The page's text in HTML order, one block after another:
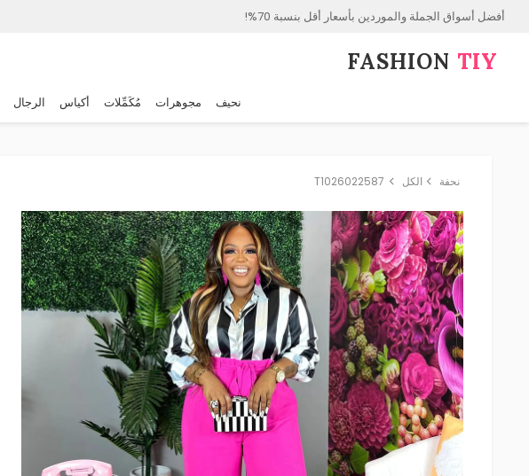
أفضل أسواق الجملة والموردين بأسعار أقل بنسبة 70%!
FASHION⁠ TIY
نحيف مجوهرات مُكَمِّلات أكياس الرجال
نحفة الكل T1026022587